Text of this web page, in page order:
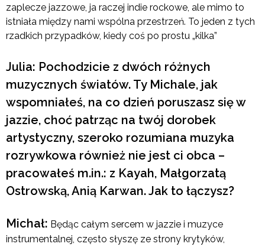
zaplecze jazzowe, ja raczej indie rockowe, ale mimo to
istniała między nami wspólna przestrzeń. To jeden z tych
rzadkich przypadków, kiedy coś po prostu „kilka”
Julia: Pochodzicie z dwóch różnych
muzycznych światów. Ty Michale, jak
wspomniałeś, na co dzień poruszasz się w
jazzie, choć patrząc na twój dorobek
artystyczny, szeroko rozumiana muzyka
rozrywkowa również nie jest ci obca –
pracowałeś m.in.: z Kayah, Małgorzatą
Ostrowską, Anią Karwan. Jak to łączysz?
Michał: Będąc całym sercem w jazzie i muzyce
instrumentalnej, często słyszę ze strony krytyków,